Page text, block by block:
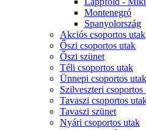
Montenegró
Spanyolország
Akciós csoportos utak
Őszi csoportos utak
Őszi szünet
Téli csoportos utak
Ünnepi csoportos utak
Szilveszteri csoportos
Tavaszi csoportos
Tavaszi szünet
Nyári csoportos utak